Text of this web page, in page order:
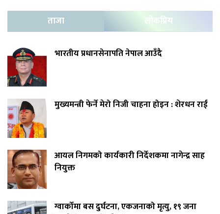
ताजा लोकप्रिय
भारतीय प्रधानसेनापति नेपाल आउँदै
मुख्यमन्त्री फेर्ने मेरो निजी चाहना होइन : शेरधन राई
आयल निगमको कार्यकारी निर्देशकमा नागेन्द्र साह
नियुक्त
ग्वार्कोमा बस दुर्घटना, एकजनाको मृत्यु, १९ जना